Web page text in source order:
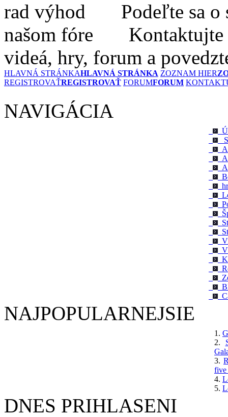
rad výhod
Podeľte sa o
našom fóre
Kontaktujte
videá, hry, forum a
HLAVNÁ STRÁNKAHLAVNÁ STRÁNKA ZOZNAM HIER
REGISTROVAŤREGISTROVAŤ FORUMFORUM
NAVIGÁCIA
NAJPOPULARNEJSIE
1.
2.
3.
five
4.
5.
DNES PRIHLASENI